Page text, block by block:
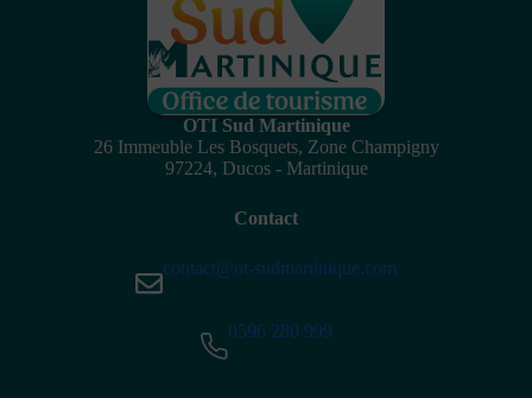
OTI Sud Martinique
26 Immeuble Les Bosquets, Zone Champigny
97224, Ducos - Martinique
Contact
contact@ot-sudmartinique.com
0596 280 999